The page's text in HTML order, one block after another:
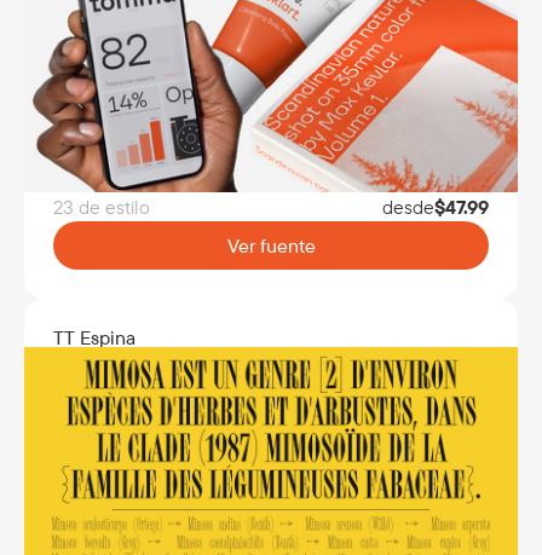
23 de estilo desde$47.99
Ver fuente
TT Espina